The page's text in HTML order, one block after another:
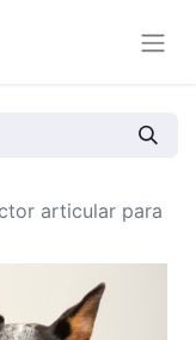
articular para